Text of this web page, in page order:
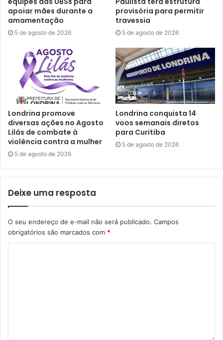
apoiar mães durante a
amamentação
5 de agosto de 2026
provisória para permitir
travessia
5 de agosto de 2026
Londrina promove
diversas ações no Agosto
Lilás de combate à
violência contra a mulher
5 de agosto de 2026
Londrina conquista 14
voos semanais diretos
para Curitiba
5 de agosto de 2026
Deixe uma resposta
O seu endereço de e-mail não será publicado. Campos
obrigatórios são marcados com *